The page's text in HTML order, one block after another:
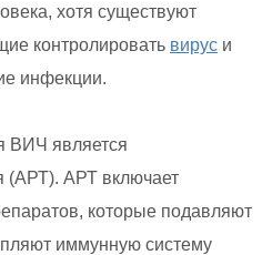
хотя существуют
контролировать вирус и
инфекции.
ВИЧ является
(АРТ). АРТ включает
которые подавляют
иммунную систему